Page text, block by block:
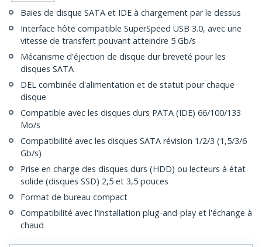
Baies de disque SATA et IDE à chargement par le dessus
Interface hôte compatible SuperSpeed USB 3.0, avec une
vitesse de transfert pouvant atteindre 5 Gb/s
Mécanisme d'éjection de disque dur breveté pour les
disques SATA
DEL combinée d'alimentation et de statut pour chaque
disque
Compatible avec les disques durs PATA (IDE) 66/100/133
Mo/s
Compatibilité avec les disques SATA révision 1/2/3 (1,5/3/6
Gb/s)
Prise en charge des disques durs (HDD) ou lecteurs à état
solide (disques SSD) 2,5 et 3,5 pouces
Format de bureau compact
Compatibilité avec l'installation plug-and-play et l'échange à
chaud